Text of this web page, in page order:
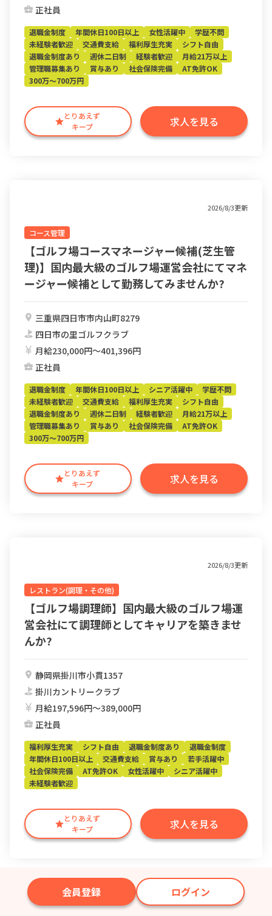
正社員
とりあえず
キープ
求人を見る
退職金制度 年間休日100日以上 女性活躍中
学歴不問
未経験者歓迎
交通費支給 福利厚生充実
シフト自由
退職金制度あり
週休二日制 経験者歓迎
月給21万以上
管理職募集あり
賞与あり 社会保険完備
AT免許OK
300万～700万円
2026/8/3更新
コース管理
【ゴルフ場コースマネージャー候補(芝生管
理)】国内最大級のゴルフ場運営会社にてマネ
ージャー候補として勤務してみませんか?
三重県四日市市内山町8279
四日市の里ゴルフクラブ
月給230,000円〜401,396円
正社員
とりあえず
キープ
求人を見る
退職金制度 年間休日100日以上 シニア活躍中
学歴不問
未経験者歓迎
交通費支給 福利厚生充実
シフト自由
退職金制度あり
週休二日制 経験者歓迎
月給21万以上
管理職募集あり
賞与あり 社会保険完備
AT免許OK
300万～700万円
2026/8/3更新
レストラン(調理・その他)
【ゴルフ場調理師】国内最大級のゴルフ場運
営会社にて調理師としてキャリアを築きませ
んか?
静岡県掛川市小貫1357
掛川カントリークラブ
月給197,596円〜389,000円
正社員
とりあえず
キープ
求人を見る
福利厚生充実 シフト自由 退職金制度あり
退職金制度
年間休日100日以上
交通費支給 賞与あり
若手活躍中
社会保険完備
AT免許OK 女性活躍中
シニア活躍中
未経験者歓迎
2026/8/3更新
会員登録 ログイン